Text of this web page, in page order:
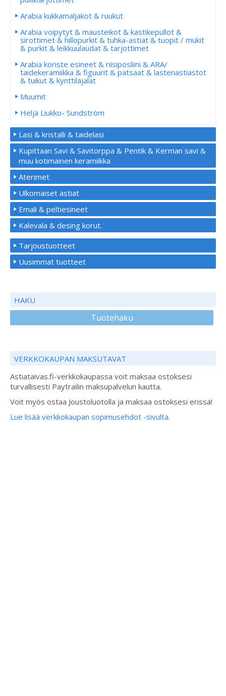
Arabia kukkamaljakot & ruukut
Arabia voipytyt & mausteikot & kastikepullot &
sirottimet & hillopurkit & tuhka-astiat & tuopit / mukit
& purkit & leikkuulaudat & tarjottimet
Arabia koriste esineet & riisiposliini & ARA/
taidekeramiikka & figuurit & patsaat & lastenastiastot
& tuikut & kynttiläjalat
Muumit
Heljä Liukko- Sundström
Lasi & kristalli & taidelasi
Kupittaan Savi & Savitorppa & Pentik & Kerman savi &
muu kotimainen keramiikka
Aterimet
Ulkomaiset astiat
Emali & peltiesineet
Kalevala & desing korut.
Tarjoustuotteet
Uusimmat tuotteet
HAKU
Tuotehaku
VERKKOKAUPAN MAKSUTAVAT
Astiataivas.fi-verkkokaupassa voit maksaa ostoksesi
turvallisesti Paytrailin maksupalvelun kautta.
Voit myös ostaa Joustoluotolla ja maksaa ostoksesi erissä!
Lue lisää verkkokaupan sopimusehdot -sivulta.